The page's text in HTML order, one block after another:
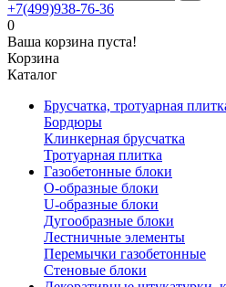
+7(499)938-76-36
0
Ваша корзина пуста!
Корзина
Каталог
Брусчатка, тротуарная
Бордюры
Клинкерная брусчатка
Тротуарная плитка
Газобетонные блоки
O-образные блоки
U-образные блоки
Дугообразные блоки
Лестничные элементы
Перемычки газобетонные
Стеновые блоки